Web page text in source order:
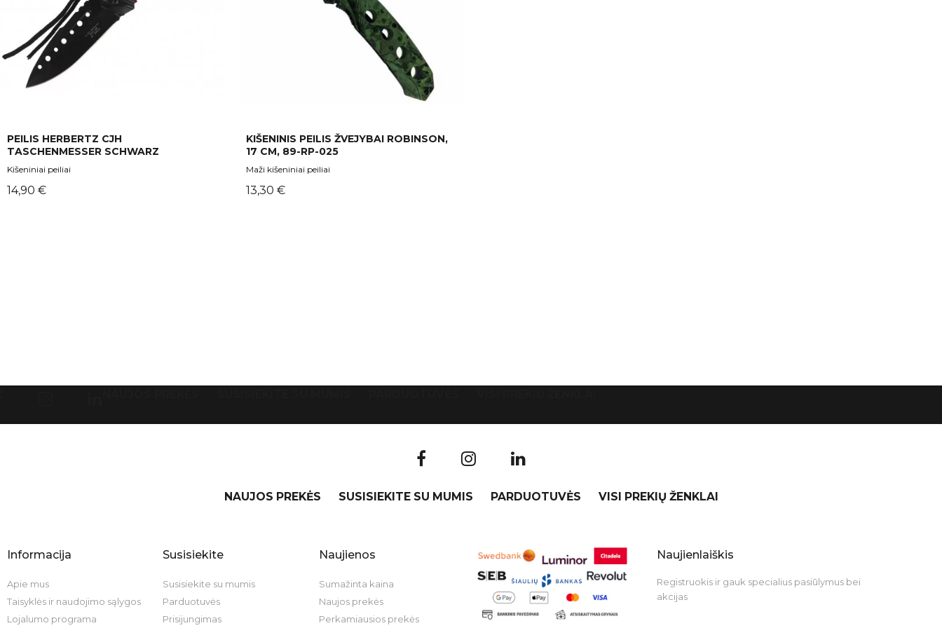
PEILIS HERBERTZ CJH
TASCHENMESSER SCHWARZ
Kišeniniai peiliai
Kaina
14,90 €
KIŠENINIS PEILIS ŽVEJYBAI ROBINSON,
17 CM, 89-RP-025
Maži kišeniniai peiliai
Kaina
13,30 €
NAUJOS PREKĖS SUSISIEKITE SU MUMIS PARDUOTUVĖS VISI PREKIŲ ŽENKLAI
Informacija
Apie mus
Taisyklės ir naudojimo sąlygos
Lojalumo programa
Susisiekite
Susisiekite su mumis
Parduotuvės
Prisijungimas
Naujienos
Sumažinta kaina
Naujos prekės
Perkamiausios prekės
Naujienlaiškis
Registruokis ir gauk specialius pasiūlymus bei
akcijas